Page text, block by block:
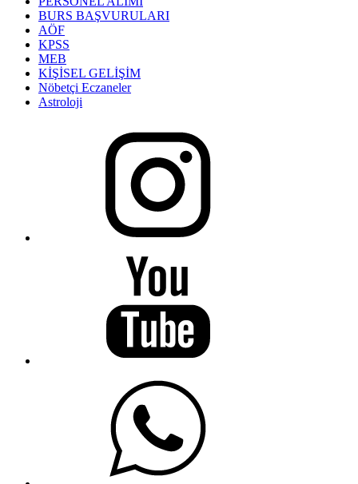
BURS BAŞVURULARI
AÖF
KPSS
MEB
KİŞİSEL GELİŞİM
Nöbetçi Eczaneler
Astroloji